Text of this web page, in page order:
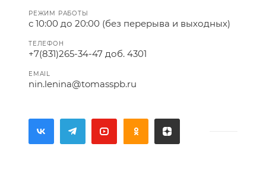
РЕЖИМ РАБОТЫ
с 10:00 до 20:00 (без перерыва и выходных)
ТЕЛЕФОН
+7(831)265-34-47 доб. 4301
EMAIL
nin.lenina@tomasspb.ru